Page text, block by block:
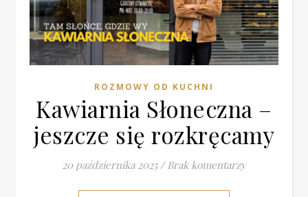
ROZMOWY OD KUCHNI
Kawiarnia Słoneczna –
jeszcze się rozkręcamy
20 października 2025 / Brak komentarzy